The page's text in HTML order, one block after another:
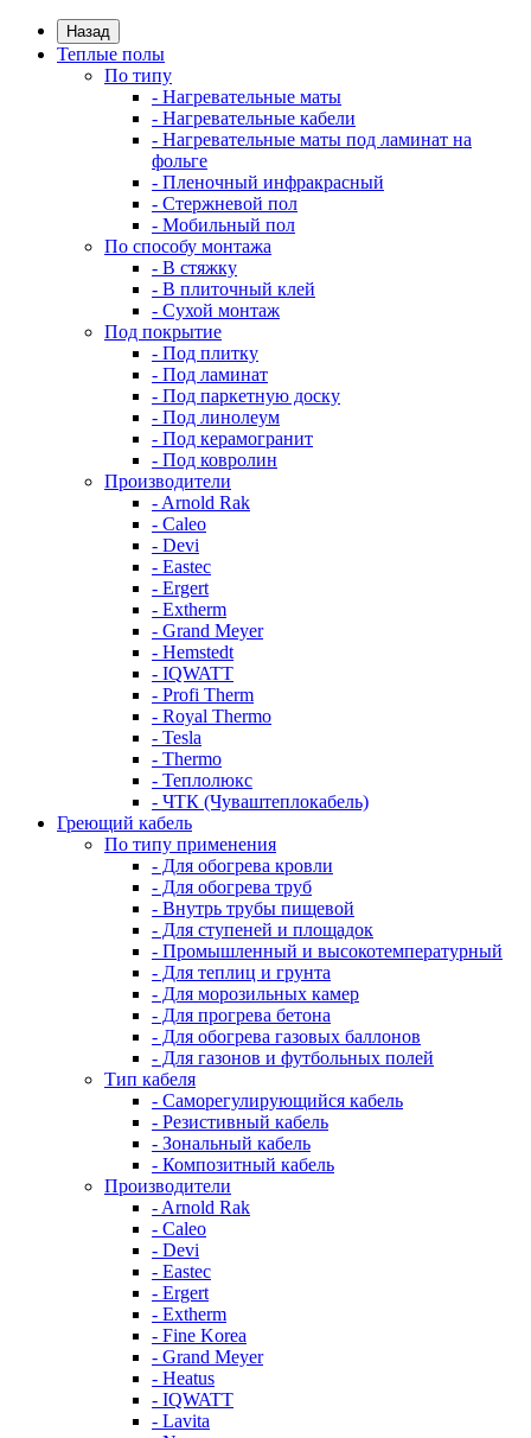
Назад
Теплые полы
По типу
- Нагревательные маты
- Нагревательные кабели
- Нагревательные маты под ламинат на
фольге
- Пленочный инфракрасный
- Стержневой пол
- Мобильный пол
По способу монтажа
- В стяжку
- В плиточный клей
- Сухой монтаж
Под покрытие
- Под плитку
- Под ламинат
- Под паркетную доску
- Под линолеум
- Под керамогранит
- Под ковролин
Производители
- Arnold Rak
- Caleo
- Devi
- Eastec
- Ergert
- Extherm
- Grand Meyer
- Hemstedt
- IQWATT
- Profi Therm
- Royal Thermo
- Tesla
- Thermo
- Теплолюкс
- ЧТК (Чуваштеплокабель)
Греющий кабель
По типу применения
- Для обогрева кровли
- Для обогрева труб
- Внутрь трубы пищевой
- Для ступеней и площадок
- Промышленный и высокотемпературный
- Для теплиц и грунта
- Для морозильных камер
- Для прогрева бетона
- Для обогрева газовых баллонов
- Для газонов и футбольных полей
Тип кабеля
- Саморегулирующийся кабель
- Резистивный кабель
- Зональный кабель
- Композитный кабель
Производители
- Arnold Rak
- Caleo
- Devi
- Eastec
- Ergert
- Extherm
- Fine Korea
- Grand Meyer
- Heatus
- IQWATT
- Lavita